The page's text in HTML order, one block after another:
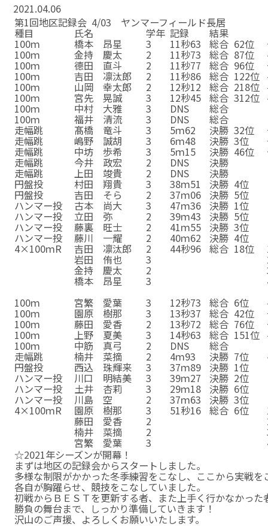
2021.04.06
第1回地区記録会 4/03 ヤンマーフィールド長居
種目 氏名 学年 記録 結果
100ｍ 橋本 昂星 3 11秒63 総合 62位
100ｍ 金持 慶太 2 11秒73 総合 87位
100ｍ 德田 直斗 2 11秒77 総合 96位
100ｍ 吉田 凛汰郎 2 11秒86 総合 122位
100ｍ 山岡 幸太郎 2 12秒12 総合 218位
100ｍ 宮先 晃誠 3 12秒45 総合 312位
100ｍ 中村 大雅 3 DNS 総合
100ｍ 福井 清流 3 DNS 総合
走幅跳 髙橋 竜斗 3 5ｍ62 決勝 32位
走幅跳 嶋野 誠胡 3 6ｍ48 決勝 3位
走幅跳 中坊 歩希 3 5ｍ15 決勝 46位
走幅跳 今井 政宏 2 DNS 決勝
走幅跳 上田 竣貴 2 DNS 決勝
円盤投 村田 翔貴 3 38ｍ51 決勝 4位
円盤投 吉田 そら 2 37ｍ06 決勝 5位
ハンマー投 古本 尚大 3 47ｍ36 決勝 1位
ハンマー投 立田 弥 2 39ｍ43 決勝 5位
ハンマー投 藤裏 旺士 2 41ｍ55 決勝 3位
ハンマー投 藤川 一耀 2 40ｍ62 決勝 4位
4×100ｍR 吉田 凛汰郎 2 44秒96 総合 18位
岩田 侑也 3
金持 慶太 2
橋本 昂星 3
100ｍ 宮繁 愛葉 3 12秒73 総合 6位
100ｍ 園原 樹那 3 13秒37 総合 42位
100ｍ 藤田 愛香 2 13秒72 総合 76位
100ｍ 上野 夏美 3 14秒63 総合 151位
100ｍ 中筋 真弓 2 DNS 総合
走幅跳 楠井 菜摘 2 4ｍ93 決勝 7位
円盤投 西込 珠輝来 3 37ｍ89 決勝 1位
ハンマー投 川口 明結美 3 39ｍ27 決勝 2位
ハンマー投 土井 杏莉 3 29ｍ18 決勝 6位
ハンマー投 川島 空 2 37ｍ63 決勝 3位
4×100ｍR 園原 樹那 3 51秒16 総合 6位
藤田 愛香 2
楠井 菜摘 2
宮繁 愛葉 3
☆2021年シーズンが開幕！
まずは地区の記録会からスタートしました。
多様な制限がかかった冬季練習をこなし、ここから実戦を
各自が胸躍らせ、競技をこなしていました。
初戦からＢＥＳＴを更新する者、また上手く行かなかっ
勝負の舞台まで、しっかり準備していきます！
沢山のご声援、よろしくお願いいたします。